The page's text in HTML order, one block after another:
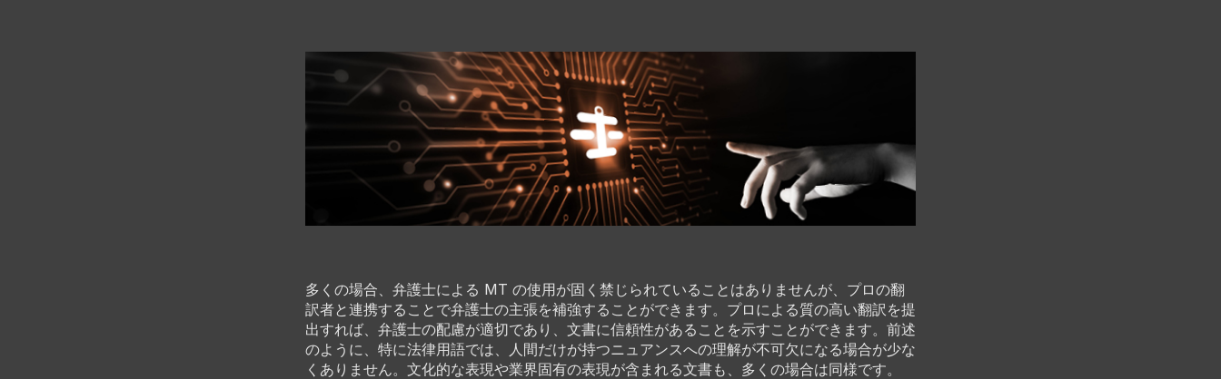
多くの場合、弁護士による MT の使用が固く禁じられていることはありませんが、プロの翻
訳者と連携することで弁護士の主張を補強することができます。プロによる質の高い翻訳を提
出すれば、弁護士の配慮が適切であり、文書に信頼性があることを示すことができます。前述
のように、特に法律用語では、人間だけが持つニュアンスへの理解が不可欠になる場合が少な
くありません。文化的な表現や業界固有の表現が含まれる文書も、多くの場合は同様です。